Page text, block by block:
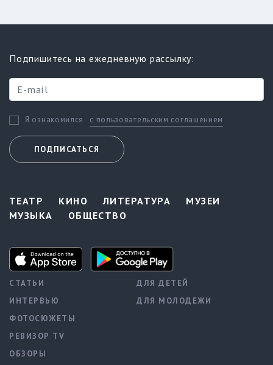
Подпишитесь на ежедневную рассылку:
Я ознакомился с пользовательским соглашением
ПОДПИСАТЬСЯ
ТЕАТР КИНО ЛИТЕРАТУРА
МУЗЕИ
МУЗЫКА
ОБЩЕСТВО
СТАТЬИ
ИНТЕРВЬЮ
ФОТОСЮЖЕТЫ
РЕВИЗОР TV
ОБЗОРЫ
ДЛЯ ДЕТЕЙ
ДЛЯ МОЛОДЕЖИ